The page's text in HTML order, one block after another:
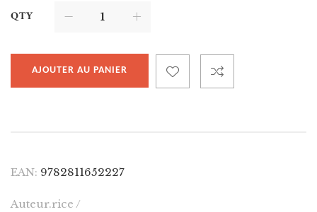
QTY
AJOUTER AU PANIER
EAN: 9782811652227
Auteur.rice /